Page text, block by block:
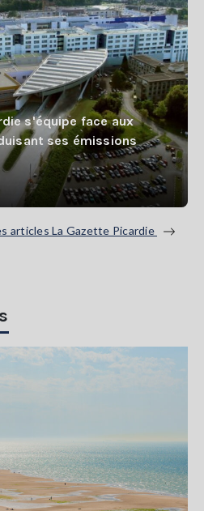
s'équipe face aux
ses émissions
articles La Gazette Picardie